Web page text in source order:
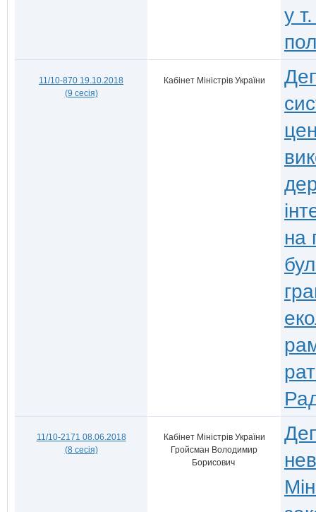
у
11/10-870 19.10.2018
(9 сесія)
Кабінет Міністрів України
на
11/10-2171 08.06.2018
(8 сесія)
Кабінет Міністрів України
Гройсман Володимир
Борисович